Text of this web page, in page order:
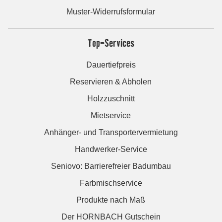
Muster-Widerrufsformular
Top-Services
Dauertiefpreis
Reservieren & Abholen
Holzzuschnitt
Mietservice
Anhänger- und Transportervermietung
Handwerker-Service
Seniovo: Barrierefreier Badumbau
Farbmischservice
Produkte nach Maß
Der HORNBACH Gutschein